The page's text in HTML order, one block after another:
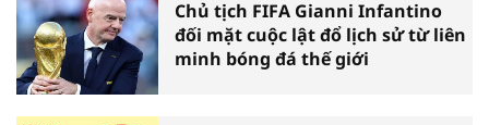
Chủ tịch FIFA Gianni Infantino
đối mặt cuộc lật đổ lịch sử từ liên
minh bóng đá thế giới